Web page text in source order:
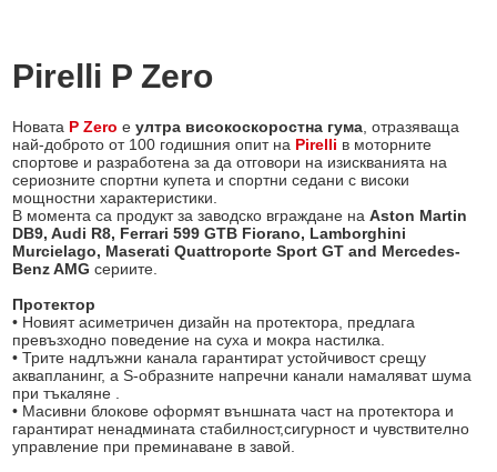
Pirelli P Zero
Новата P Zero еултра високоскоростна гума, отразяваща
най-доброто от 100 годишния опит на Pirelli в моторните
спортове и разработена за да отговори на изискванията на
сериозните спортни купета и спортни седани с високи
мощностни характеристики.
В момента са продукт за заводско вграждане наAston Martin
DB9, Audi R8, Ferrari 599 GTB Fiorano, Lamborghini
Murcielago, Maserati Quattroporte Sport GT and Mercedes-
Benz AMG сериите.
Протектор
• Новият асиметричен дизайн на протектора, предлага
превъзхoдно поведение на суха и мокра настилка.
• Трите надлъжни канала гарантират устойчивост срещу
аквапланинг, а S-образните напречни канали намаляват шума
при тъкаляне .
• Масивни блокове оформят външната част на протектора и
гарантират ненадмината стабилност,сигурност и чувствително
управление при преминаване в завой.